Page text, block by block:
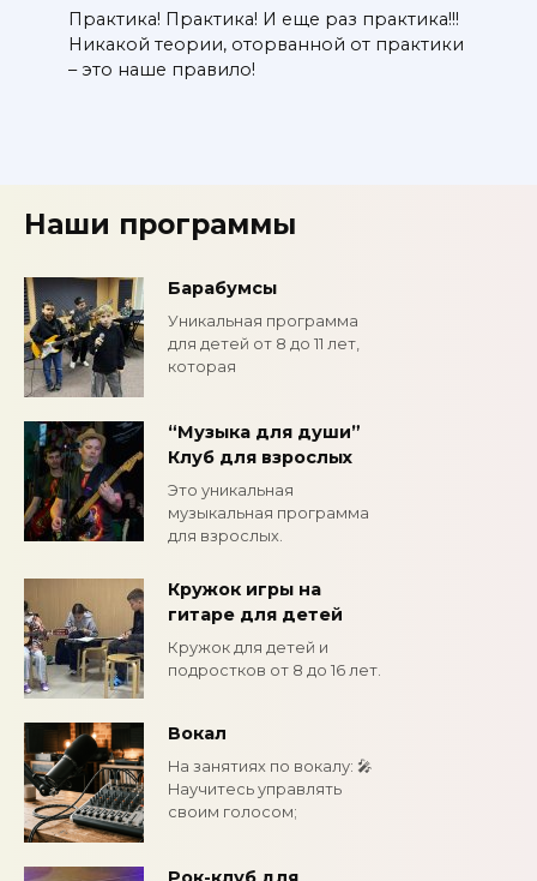
Практика! Практика! И еще раз практика!!!
Никакой теории, оторванной от практики
– это наше правило!
Наши программы
Барабумсы
Уникальная программа
для детей от 8 до 11 лет,
которая
“Музыка для души”
Клуб для взрослых
Это уникальная
музыкальная программа
для взрослых.
Кружок игры на
гитаре для детей
Кружок для детей и
подростков от 8 до 16 лет.
Вокал
На занятиях по вокалу: 🎤
Научитесь управлять
своим голосом;